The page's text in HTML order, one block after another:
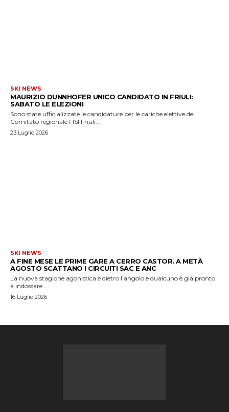
SKI NEWS
MAURIZIO DUNNHOFER UNICO CANDIDATO IN FRIULI:
SABATO LE ELEZIONI
Sono state ufficializzate le candidature per le cariche elettive del
Comitato regionale FISI Friuli...
23 Luglio 2026
SKI NEWS
A FINE MESE LE PRIME GARE A CERRO CASTOR. A METÀ
AGOSTO SCATTANO I CIRCUITI SAC E ANC
La nuova stagione agonistica è dietro l’angolo e qualcuno è già pronto
a indossare...
16 Luglio 2026